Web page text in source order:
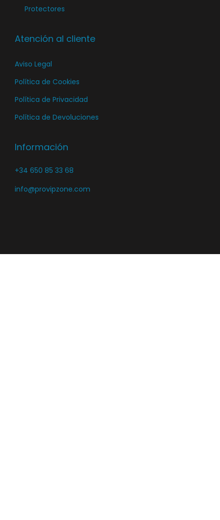
Protectores
Atención al cliente
Aviso Legal
Política de Cookies
Política de Privacidad
Política de Devoluciones
Información
+34 650 85 33 68
info@provipzone.com